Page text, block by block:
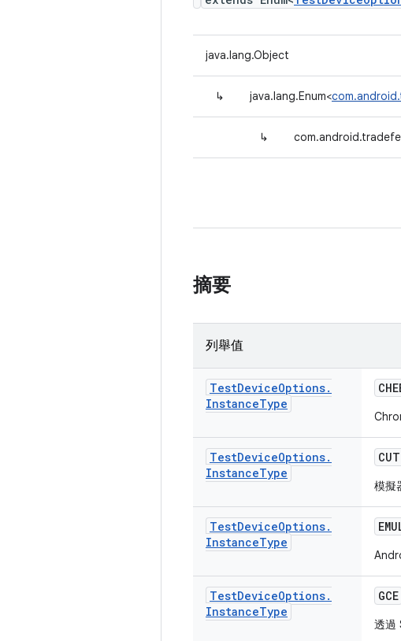
java.lang.Object
↳ java.lang.Enum<
↳
摘要
列舉值
TestDeviceOptions.
InstanceType
TestDeviceOptions.
InstanceType
模擬
TestDeviceOptions.
InstanceType
TestDeviceOptions.
InstanceType
GCE
透過